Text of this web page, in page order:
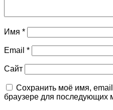
Имя *
Email *
Сайт
Сохранить моё имя,
браузере для последующих